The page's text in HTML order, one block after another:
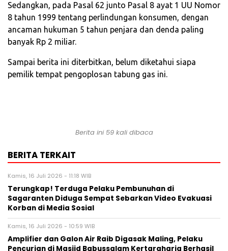
Sedangkan, pada Pasal 62 junto Pasal 8 ayat 1 UU Nomor
8 tahun 1999 tentang perlindungan konsumen, dengan
ancaman hukuman 5 tahun penjara dan denda paling
banyak Rp 2 miliar.
Sampai berita ini diterbitkan, belum diketahui siapa
pemilik tempat pengoplosan tabung gas ini.
Berita ini 59 kali dibaca
BERITA TERKAIT
Kamis, 16 Juli 2026 - 11:18 WIB
Terungkap! Terduga Pelaku Pembunuhan di
Sagaranten Diduga Sempat Sebarkan Video Evakuasi
Korban di Media Sosial
Kamis, 16 Juli 2026 - 10:59 WIB
‎Amplifier dan Galon Air Raib Digasak Maling, Pelaku
Pencurian di Masjid Babussalam Kertaraharja Berhasil